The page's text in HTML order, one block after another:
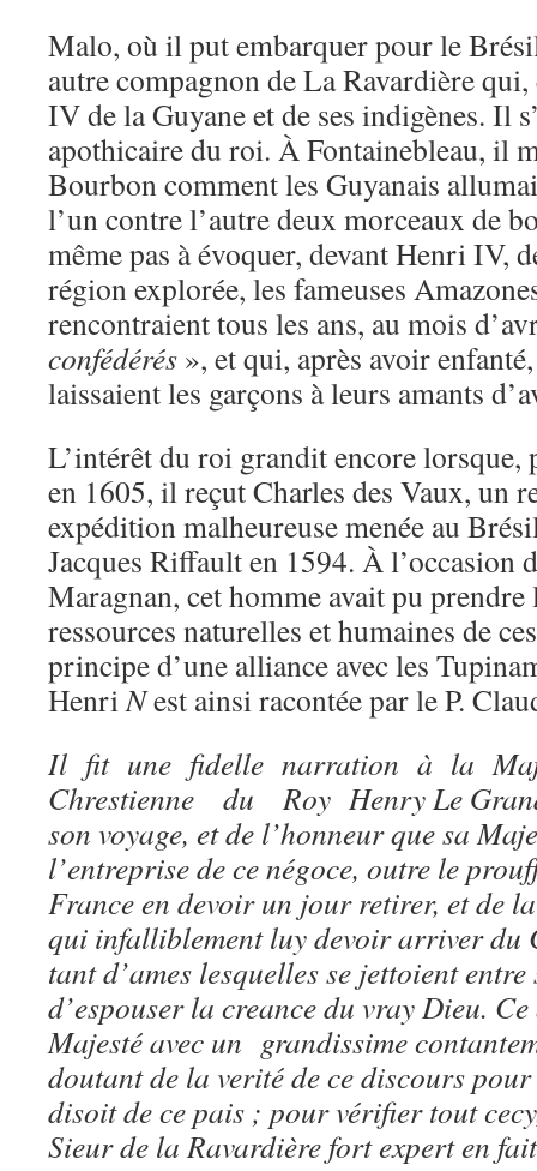
Malo, où il put embarquer pour le
autre compagnon de La Ravardière
IV de la Guyane et de ses indigènes. Il
apothicaire du roi. À Fontainebleau, il
Bourbon comment les Guyanais
l’un contre l’autre deux morceaux de
même pas à évoquer, devant Henri IV,
région explorée, les fameuses
rencontraient tous les ans, au mois
confédérés », et qui, après avoir
laissaient les garçons à leurs amants
L’intérêt du roi grandit encore
en 1605, il reçut Charles des Vaux, un
expédition malheureuse menée au
Jacques Riffault en 1594. À l’occasion
Maragnan, cet homme avait pu prendre
ressources naturelles et humaines de
principe d’une alliance avec les
HenriNest ainsi racontée par le P.
Il fit une fidelle narration à la
Chrestienne du Roy Henry Le
son voyage, et de l’honneur que sa
l’entreprise de ce négoce, outre le
France en devoir un jour retirer, et de
qui infalliblement luy devoir arriver du
tant d’ames lesquelles se jettoient
d’espouser la creance du vray Dieu.
Majesté avec un grandissime
doutant de la verité de ce discours
disoit de ce pais ; pour vérifier tout
Sieur de la Ravardière fort expert en